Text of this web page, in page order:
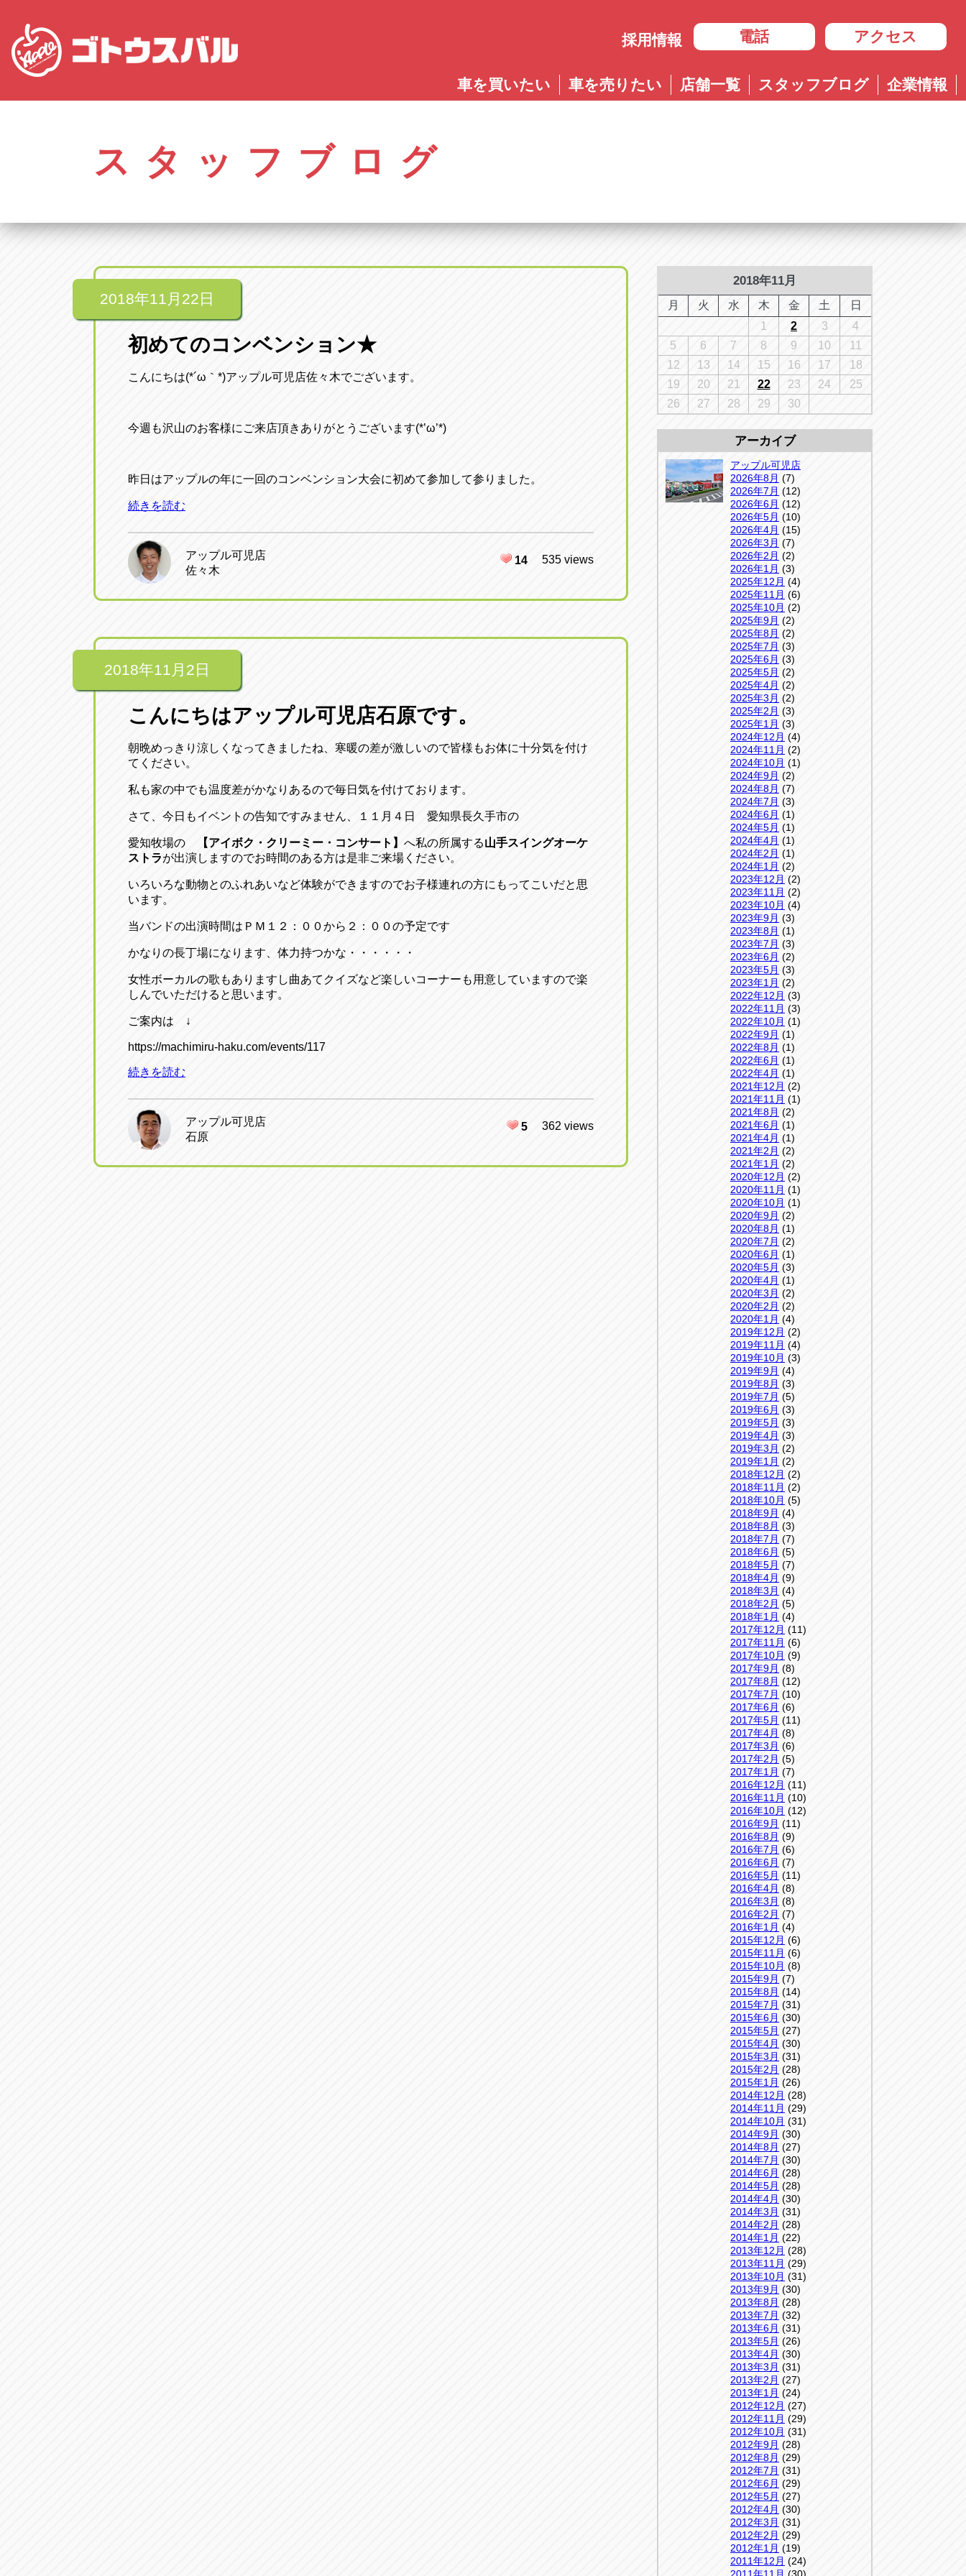
採用情報 電話
愛知
アップル春日井中央店
0568-56-0001
アップル瀬戸店
岐阜
058-379-0525
アップル大垣IC南店
0584-87-0200
059-331-6054
千葉
アップルかしわ沼南店
04-7190-1500
アクセス
アップル春日井中央店
愛知県春日井市柏井町4-43-1
アップル一宮22号店
アップル春日井店
アップル碧南店
愛知県碧南市立山町4-32-1
アップル小牧店
アップル尾張旭店
愛知県尾張旭市印場元町5-2-8
オートフレンド
岐阜
アップル恵那店
アップル各務原店
岐阜県各務原市各務おがせ町9-206-1
トラック市四日市店
三重県四日市市午起3丁目1番3号
アップル世田谷店
東京都世田谷区若林5-1-10
車を買いたい 車を売りたい 店舗一覧 スタッフブログ 企業情報
スタッフブログ
2018年11月22日
初めてのコンベンション★
こんにちは(*´ω｀*)アップル可児店佐々木でございます。
今週も沢山のお客様にご来店頂きありがとうございます(*’ω’*)
昨日はアップルの年に一回のコンベンション大会に初めて参加して参りました。
続きを読む
アップル可児店
佐々木
14 535 views
2018年11月2日
こんにちはアップル可児店石原です。
朝晩めっきり涼しくなってきましたね、寒暖の差が激しいので皆様もお体に十分気を付け
てください。
私も家の中でも温度差がかなりあるので毎日気を付けております。
さて、今日もイベントの告知ですみません、１１月４日 愛知県長久手市の
愛知牧場の 【アイボク・クリーミー・コンサート】 へ私の所属する山手スイングオーケ
ストラが出演しますのでお時間のある方は是非ご来場ください。
いろいろな動物とのふれあいなど体験ができますのでお子様連れの方にもってこいだと思
います。
当バンドの出演時間はＰＭ１２：００から２：００の予定です
かなりの長丁場になります、体力持つかな・・・・・・
女性ボーカルの歌もありますし曲あてクイズなど楽しいコーナーも用意していますので楽
しんでいただけると思います。
ご案内は ↓
https://machimiru-haku.com/events/117
続きを読む
アップル可児店
石原
5 362 views
2018年11月
月 火 水 木 金 土
日
1
2 3
4
5
6 7 8 9 10
11
12
13 14 15 16 17
18
19
20 21 22 23 24
25
26
27 28 29 30
アーカイブ
アップル可児店
2026年8月 (7)
2026年7月 (12)
2026年6月 (12)
2026年5月 (10)
2026年4月 (15)
2026年3月 (7)
2026年2月 (2)
2026年1月 (3)
2025年12月 (4)
2025年11月 (6)
2025年10月 (2)
2025年9月 (2)
2025年8月 (2)
2025年7月 (3)
2025年6月 (3)
2025年5月 (2)
2025年4月 (2)
2025年3月 (2)
2025年2月 (3)
2025年1月 (3)
2024年12月 (4)
2024年11月 (2)
2024年10月 (1)
2024年9月 (2)
2024年8月 (7)
2024年7月 (3)
2024年6月 (1)
2024年5月 (1)
2024年4月 (1)
2024年2月 (1)
2024年1月 (2)
2023年12月 (2)
2023年11月 (2)
2023年10月 (4)
2023年9月 (3)
2023年8月 (1)
2023年7月 (3)
2023年6月 (2)
2023年5月 (3)
2023年1月 (2)
2022年12月 (3)
2022年11月 (3)
2022年10月 (1)
2022年9月 (1)
2022年8月 (1)
2022年6月 (1)
2022年4月 (1)
2021年12月 (2)
2021年11月 (1)
2021年8月 (2)
2021年6月 (1)
2021年4月 (1)
2021年2月 (2)
2021年1月 (2)
2020年12月 (2)
2020年11月 (1)
2020年10月 (1)
2020年9月 (2)
2020年8月 (1)
2020年7月 (2)
2020年6月 (1)
2020年5月 (3)
2020年4月 (1)
2020年3月 (2)
2020年2月 (2)
2020年1月 (4)
2019年12月 (2)
2019年11月 (4)
2019年10月 (3)
2019年9月 (4)
2019年8月 (3)
2019年7月 (5)
2019年6月 (3)
2019年5月 (3)
2019年4月 (3)
2019年3月 (2)
2019年1月 (2)
2018年12月 (2)
2018年11月 (2)
2018年10月 (5)
2018年9月 (4)
2018年8月 (3)
2018年7月 (7)
2018年6月 (5)
2018年5月 (7)
2018年4月 (9)
2018年3月 (4)
2018年2月 (5)
2018年1月 (4)
2017年12月 (11)
2017年11月 (6)
2017年10月 (9)
2017年9月 (8)
2017年8月 (12)
2017年7月 (10)
2017年6月 (6)
2017年5月 (11)
2017年4月 (8)
2017年3月 (6)
2017年2月 (5)
2017年1月 (7)
2016年12月 (11)
2016年11月 (10)
2016年10月 (12)
2016年9月 (11)
2016年8月 (9)
2016年7月 (6)
2016年6月 (7)
2016年5月 (11)
2016年4月 (8)
2016年3月 (8)
2016年2月 (7)
2016年1月 (4)
2015年12月 (6)
2015年11月 (6)
2015年10月 (8)
2015年9月 (7)
2015年8月 (14)
2015年7月 (31)
2015年6月 (30)
2015年5月 (27)
2015年4月 (30)
2015年3月 (31)
2015年2月 (28)
2015年1月 (26)
2014年12月 (28)
2014年11月 (29)
2014年10月 (31)
2014年9月 (30)
2014年8月 (27)
2014年7月 (30)
2014年6月 (28)
2014年5月 (28)
2014年4月 (30)
2014年3月 (31)
2014年2月 (28)
2014年1月 (22)
2013年12月 (28)
2013年11月 (29)
2013年10月 (31)
2013年9月 (30)
2013年8月 (28)
2013年7月 (32)
2013年6月 (31)
2013年5月 (26)
2013年4月 (30)
2013年3月 (31)
2013年2月 (27)
2013年1月 (24)
2012年12月 (27)
2012年11月 (29)
2012年10月 (31)
2012年9月 (28)
2012年8月 (29)
2012年7月 (31)
2012年6月 (29)
2012年5月 (27)
2012年4月 (30)
2012年3月 (31)
2012年2月 (29)
2012年1月 (19)
2011年12月 (24)